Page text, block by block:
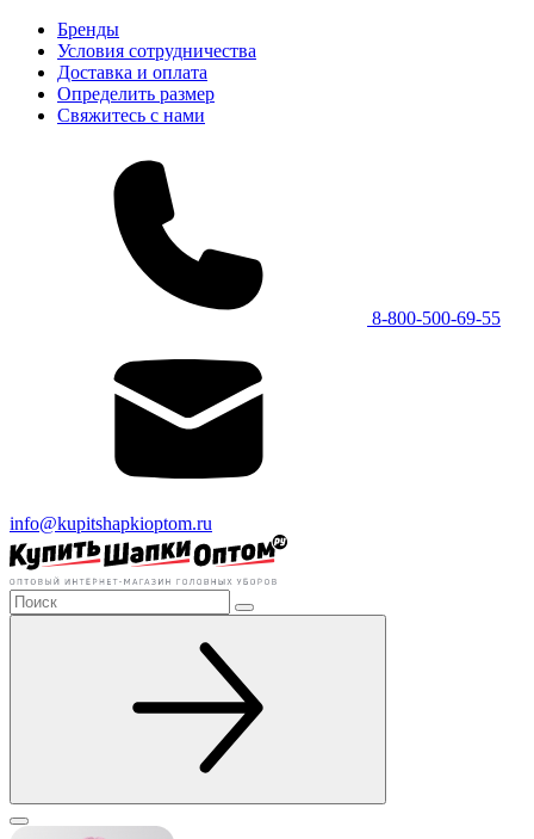
Бренды
Условия сотрудничества
Доставка и оплата
Определить размер
Свяжитесь с нами
8-800-500-69-55
info@kupitshapkioptom.ru